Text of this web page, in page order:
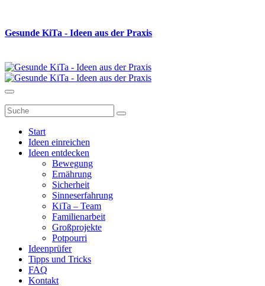
Gesunde KiTa - Ideen aus der Praxis
Start
Ideen einreichen
Ideen entdecken
Bewegung
Ernährung
Sicherheit
Sinneserfahrung
KiTa – Team
Familienarbeit
Großprojekte
Potpourri
Ideenprüfer
Tipps und Tricks
FAQ
Kontakt